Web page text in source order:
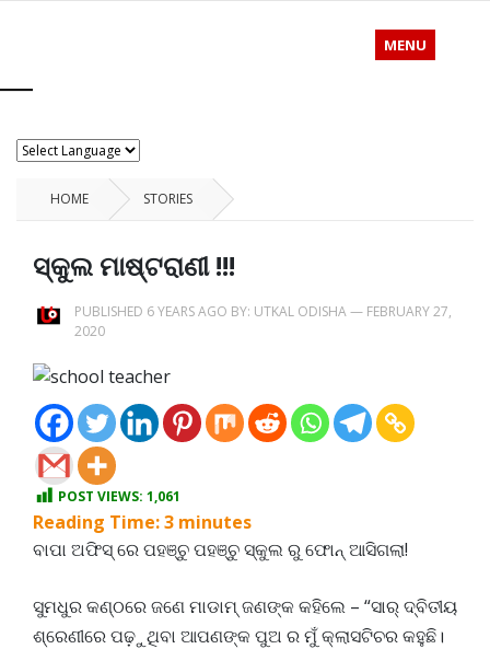
MENU
HOME STORIES
ସ୍କୁଲ ମାଷ୍ଟରାଣୀ !!!
PUBLISHED 6 YEARS AGO BY: UTKAL ODISHA— FEBRUARY 27,
2020
POST VIEWS: 1,061
Reading Time:3 minutes
ବାପା ଅଫିସ୍ ରେ ପହଞ୍ଚୁ ପହଞ୍ଚୁ ସ୍କୁଲ ରୁ ଫୋନ୍ ଆସିଗଲା!
ସୁମଧୁର କଣ୍ଠରେ ଜଣେ ମାଡାମ୍ ଜଣଙ୍କ କହିଲେ – “ସାର୍ ଦ୍ବିତୀୟ
ଶ୍ରେଣୀରେ ପଢ଼ୁଥିବା ଆପଣଙ୍କ ପୁଅ ର ମୁଁ କ୍ଲାସଟିଚର କହୁଛି।